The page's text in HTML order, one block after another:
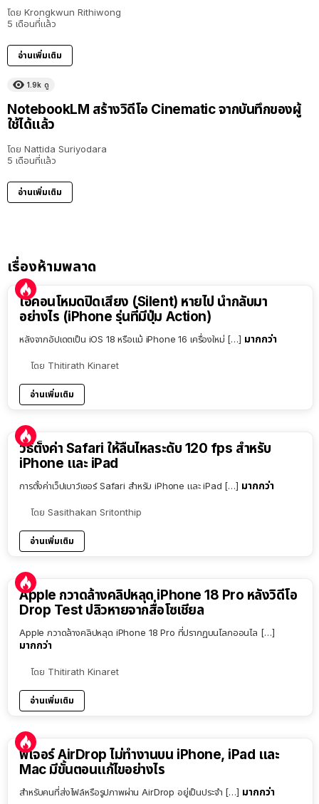
โดย Krongkwun Rithiwong
5 เดือนที่แล้ว
อ่านเพิ่มเติม
1.9k ดู
NotebookLM สร้างวิดีโอ Cinematic จากบันทึกของผู้
ใช้ได้แล้ว
โดย Nattida Suriyodara
5 เดือนที่แล้ว
อ่านเพิ่มเติม
เรื่องห้ามพลาด
ไอคอนโหมดปิดเสียง (Silent) หายไป นำกลับมา
อย่างไร (iPhone รุ่นที่มีปุ่ม Action)
หลังจากอัปเดตเป็น iOS 18 หรือแม้ iPhone 16 เครื่องใหม่ […] มากกว่า
โดย Thitirath Kinaret
อ่านเพิ่มเติม
วิธีตั้งค่า Safari ให้ลื่นไหลระดับ 120 fps สำหรับ
iPhone และ iPad
การตั้งค่าเว็ปเบาว์เซอร์ Safari สำหรับ iPhone และ iPad […] มากกว่า
โดย Sasithakan Sritonthip
อ่านเพิ่มเติม
Apple กวาดล้างคลิปหลุด iPhone 18 Pro หลังวิดีโอ
Drop Test ปลิวหายจากสื่อโซเชียล
Apple กวาดล้างคลิปหลุด iPhone 18 Pro ที่ปรากฏบนโลกออนไล […]
มากกว่า
โดย Thitirath Kinaret
อ่านเพิ่มเติม
ฟีเจอร์ AirDrop ไม่ทำงานบน iPhone, iPad และ
Mac มีขั้นตอนแก้ไขอย่างไร
สำหรับคนที่ส่งไฟล์หรือรูปภาพผ่าน AirDrop อยู่เป็นประจำ […] มากกว่า